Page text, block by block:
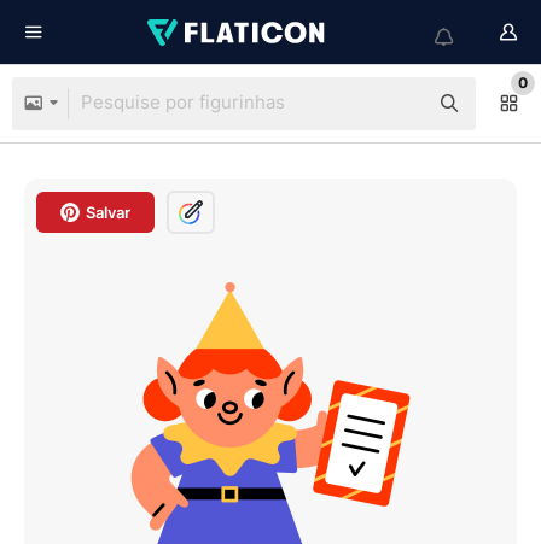
0
Salvar